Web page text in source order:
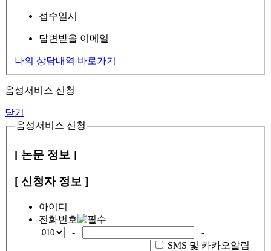
접수일시
답변받을 이메일
나의 상담내역 바로가기
음성서비스 신청
닫기
음성서비스 신청
[ 논문 정보 ]
[ 신청자 정보 ]
아이디
전화번호
-
-
SMS 및 카카오알림